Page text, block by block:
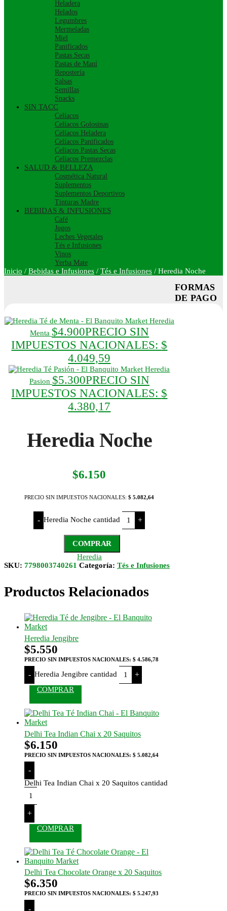
Heladera
Helados
Legumbres
Mermeladas
Miel
Panificados
Pastas Secas
Pastas de Maní
Repostería
Salsas
Semillas
Snacks
SIN TACC
Celíacos
Celíacos Golosinas
Celíacos Heladera
Celíacos Panificados
Celíacos Pastas Secas
Celíacos Premezclas
SALUD & BELLEZA
Cosmética Natural
Suplementos
Suplementos Deportivos
Tinturas Madre
BEBIDAS & INFUSIONES
Café
Jugos
Leches Vegetales
Tés e Infusiones
Vinos
Yerba Mate
Inicio / Bebidas e Infusiones / Tés e Infusiones / Heredia Noche
Heredia
Menta $4.900PRECIO SIN
IMPUESTOS NACIONALES: $
4.049,59
Heredia
Pasion $5.300PRECIO SIN
IMPUESTOS NACIONALES: $
4.380,17
Heredia Noche
$6.150
PRECIO SIN IMPUESTOS NACIONALES:$ 5.082,64
- Heredia Noche cantidad +
COMPRAR
Heredia
SKU: 7798003740261 Categoría: Tés e Infusiones
Productos Relacionados
Heredia Jengibre
$5.550
PRECIO SIN IMPUESTOS NACIONALES: $ 4.586,78
- Heredia Jengibre cantidad +
COMPRAR
Delhi Tea Indian Chai x 20 Saquitos
$6.150
PRECIO SIN IMPUESTOS NACIONALES: $ 5.082,64
-
Delhi Tea Indian Chai x 20 Saquitos cantidad
+
COMPRAR
Delhi Tea Chocolate Orange x 20 Saquitos
$6.350
PRECIO SIN IMPUESTOS NACIONALES: $ 5.247,93
-
FORMAS
DE PAGO